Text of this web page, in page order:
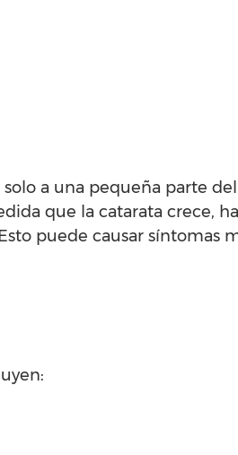
a una pequeña parte del
que la catarata crece,
puede causar síntomas